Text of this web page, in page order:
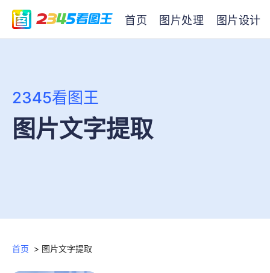
首页 图片处理 图片设计
2345看图王
图片文字提取
首页 > 图片文字提取